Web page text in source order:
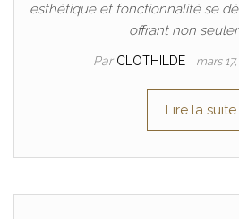
esthétique et fonctionnalité se
offrant non
Par CLOTHILDE mars
Lire la suite